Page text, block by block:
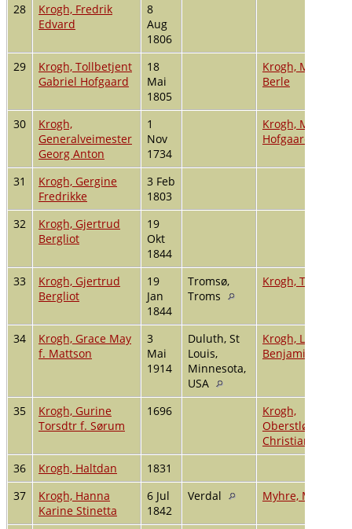
28
Krogh, Fredrik
Edvard
8
Aug
1806
29
Krogh, Tollbetjent
Gabriel Hofgaard
18
Mai
1805
Krogh, Marlen f.
Berle
30
Krogh,
Generalveimester
Georg Anton
1
Nov
1734
Krogh, Maren f.
Hofgaard
31
Krogh, Gergine
Fredrikke
3 Feb
1803
32
Krogh, Gjertrud
Bergliot
19
Okt
1844
33
Krogh, Gjertrud
Bergliot
19
Jan
1844
Tromsø,
Troms
Krogh, Thorvald
34
Krogh, Grace May
f. Mattson
3
Mai
1914
Duluth, St
Louis,
Minnesota,
USA
Krogh, Lester
Benjamin
35
Krogh, Gurine
Torsdtr f. Sørum
1696
Krogh,
Oberstløytnant
Christian
36
Krogh, Haltdan
1831
37
Krogh, Hanna
Karine Stinetta
6 Jul
1842
Verdal Myhre, Morten